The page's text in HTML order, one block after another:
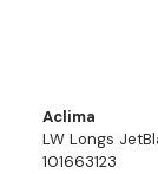
Aclima
LW Longs
101663123